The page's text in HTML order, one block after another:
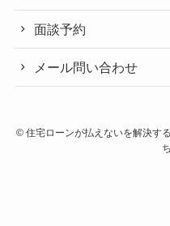
面談予約
メール問い合わせ
© 住宅ローンが払えないを解決す